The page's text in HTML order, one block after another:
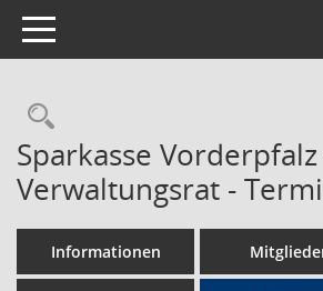
Toggle navigation
Rechercheauswahl
Sparkasse
Verwaltungsrat -
Informationen